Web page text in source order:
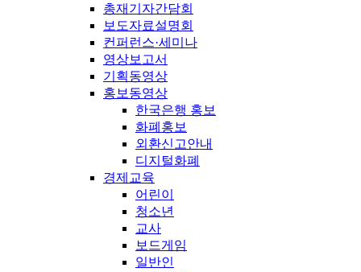
총재기자간담회
보도자료설명회
컨퍼런스·세미나
영상보고서
기획동영상
홍보동영상
한국은행 홍보
화폐홍보
외환신고안내
디지털화폐
경제교육
어린이
청소년
교사
보드게임
일반인